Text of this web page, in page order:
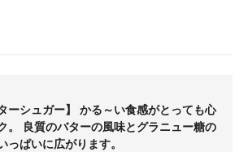
ーシュガー】 かる～い食感がとっても心
。 良質のバターの風味とグラニュー糖の
ぱいに広がります。